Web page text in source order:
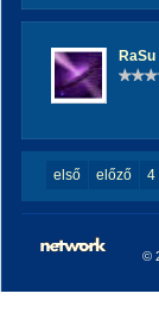
első előző 4
©